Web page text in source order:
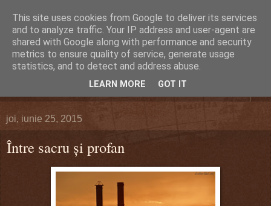
DEFERLĂRI
Despre şi pentru Bacău. Totul la obiect.
joi, iunie 25, 2015
Între sacru şi profan
This site uses cookies from Google to deliver its services
and to analyze traffic. Your IP address and user-agent are
shared with Google along with performance and security
metrics to ensure quality of service, generate usage
statistics, and to detect and address abuse.
LEARN MORE GOT IT